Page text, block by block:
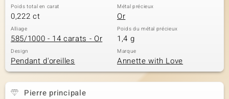
Poids total en carat
0,222 ct
Métal précieux
Or
Alliage
585/1000 - 14 carats - Or
Poids du métal précieux
1,4 g
Design
Pendant d'oreilles
Marque
Annette with Love
Pierre principale